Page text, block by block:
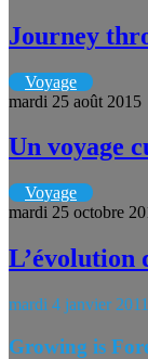
Journey
Voyage
mardi 25 août 2015
Un voyage
Voyage
mardi 25 octobre
L’évolution
mardi 4 janvier 2011
Growing is